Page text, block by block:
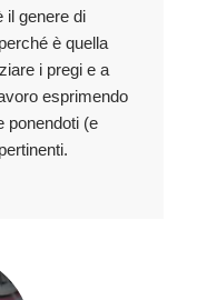
il genere di
è quella
i pregi e a
esprimendo
ponendoti (e